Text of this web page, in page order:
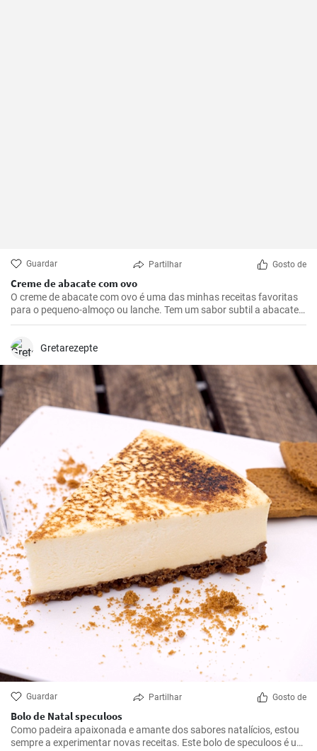
Guardar Partilhar Gosto de
Creme de abacate com ovo
O creme de abacate com ovo é uma das minhas receitas favoritas
para o pequeno-almoço ou lanche. Tem um sabor subtil a abacate
que é abrilhantado com sumo de limão e realçado pela adição de
Gretarezepte
Guardar Partilhar Gosto de
Bolo de Natal speculoos
Como padeira apaixonada e amante dos sabores natalícios, estou
sempre a experimentar novas receitas. Este bolo de speculoos é um